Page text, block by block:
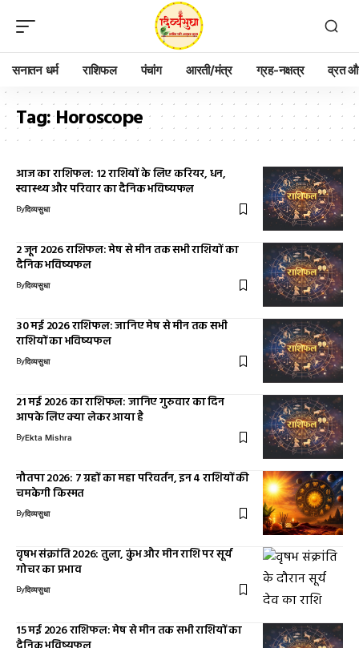
सनातन धर्म राशिफल पंचांग आरती/मंत्र ग्रह-नक्षत्र व्रत
Tag:Horoscope
आज का राशिफल: 12 राशियों के लिए करियर, धन,
स्वास्थ्य और परिवार का दैनिक भविष्यफल
Byदिव्यसुधा
2 जून 2026 राशिफल: मेष से मीन तक सभी राशियों का
दैनिक भविष्यफल
Byदिव्यसुधा
30 मई 2026 राशिफल: जानिए मेष से मीन तक सभी
राशियों का भविष्यफल
Byदिव्यसुधा
21 मई 2026 का राशिफल: जानिए गुरुवार का दिन
आपके लिए क्या लेकर आया है
ByEkta Mishra
नौतपा 2026: 7 ग्रहों का महा परिवर्तन, इन 4 राशियों की
चमकेगी किस्मत
Byदिव्यसुधा
वृषभ संक्रांति 2026: तुला, कुंभ और मीन राशि पर सूर्य
गोचर का प्रभाव
Byदिव्यसुधा
15 मई 2026 राशिफल: मेष से मीन तक सभी राशियों का